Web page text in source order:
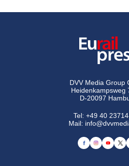
DVV Media Group
Heidenkampsweg
D-20097
Tel:+49 40
Mail: